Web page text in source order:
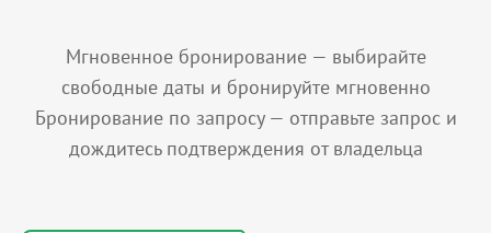
Мгновенное бронирование — выбирайте
свободные даты и бронируйте мгновенно
Бронирование по запросу — отправьте запрос и
дождитесь подтверждения от владельца